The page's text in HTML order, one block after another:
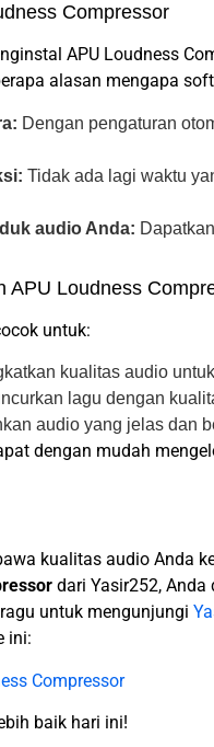
Compressor
APU Loudness
alasan mengapa
Dengan pengaturan
Tidak ada lagi waktu
audio Anda:
APU Loudness
untuk:
kualitas audio
lagu dengan
audio yang jelas dan
dengan mudah
kualitas audio Anda
dari Yasir252,
untuk mengunjungi
ini:
Compressor
baik hari ini!